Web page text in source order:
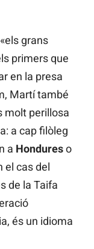
grans
primers que
en la presa
Martí també
molt perillosa
a cap filòleg
a Hondureso
el cas del
de la Taifa
és un idioma